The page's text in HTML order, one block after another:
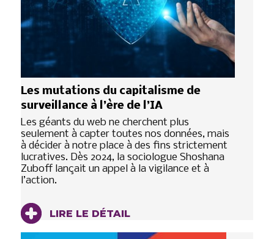
Les mutations du capitalisme de
surveillance à l’ère de l’IA
Les géants du web ne cherchent plus
seulement à capter toutes nos données, mais
à décider à notre place à des fins strictement
lucratives. Dès 2024, la sociologue Shoshana
Zuboff lançait un appel à la vigilance et à
l’action.
LIRE LE DÉTAIL